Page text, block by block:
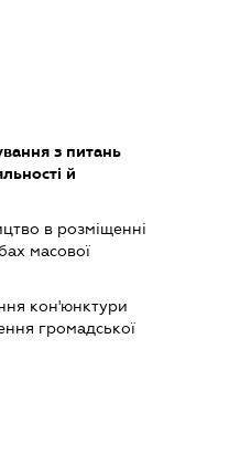
з питань
й
в розміщенні
масової
кон'юнктури
громадської